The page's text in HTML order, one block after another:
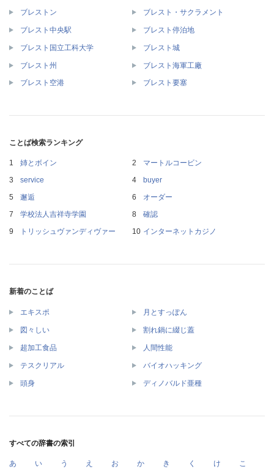
ブレストン ブレスト・サクラメント
ブレスト中央駅 ブレスト停泊地
ブレスト国立工科大学 ブレスト城
ブレスト州 ブレスト海軍工廠
ブレスト空港 ブレスト要塞
ことば検索ランキング
姉とボイン
マートルコービン
service
buyer
邂逅
オーダー
学校法人吉祥寺学園
確認
トリッシュヴァンディヴァー
インターネットカジノ
新着のことば
エキスポ 月とすっぽん
図々しい 割れ鍋に綴じ蓋
超加工食品 人間性能
テスクリアル バイオハッキング
頭身 ディノバルド亜種
すべての辞書の索引
あ い う え お か き く け こ